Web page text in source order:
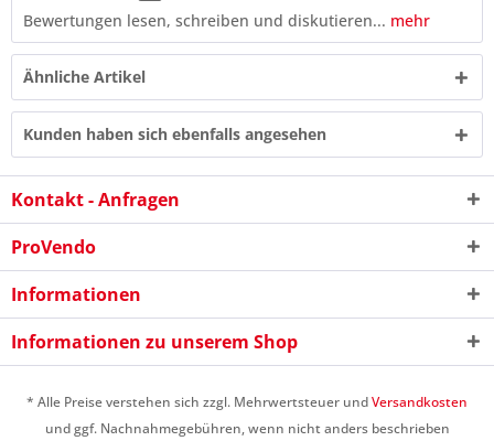
5 * 3 = ?
Bewertungen lesen, schreiben und diskutieren... mehr
Ähnliche Artikel
Kunden haben sich ebenfalls angesehen
Kontakt - Anfragen
ProVendo
Informationen
Informationen zu unserem Shop
* Alle Preise verstehen sich zzgl. Mehrwertsteuer undVersandkosten
und ggf. Nachnahmegebühren, wenn nicht anders beschrieben